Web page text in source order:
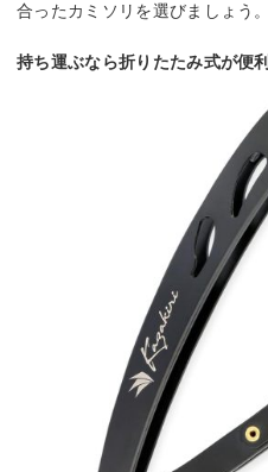
合ったカミソリを選びましょう。
持ち運ぶなら折りたたみ式が便利